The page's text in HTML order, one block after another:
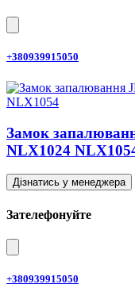
+380939915050
Замок
NLX1024
Дізнатись у менеджера
Зателефонуйте
+380939915050